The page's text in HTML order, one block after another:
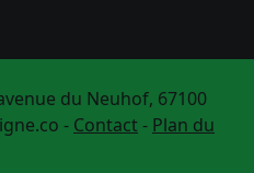
du Neuhof, 67100
- Contact- Plan du